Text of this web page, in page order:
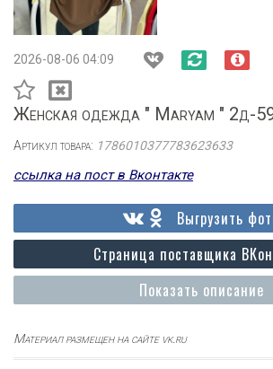
2026-08-06 04:09
Женская одежда " Maryam " 2д-
Артикул товара: 1786010377783623633
ссылка на пост в Вконтакте
Показать описание
Страница поставщика
Выгрузить
Материал размещен на сайте vk.ru